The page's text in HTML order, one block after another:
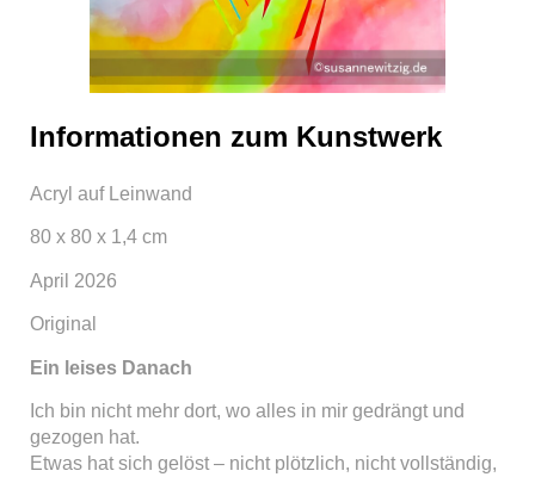
Informationen zum Kunstwerk
Acryl auf Leinwand
80 x 80 x 1,4 cm
April 2026
Original
Ein leises Danach
Ich bin nicht mehr dort, wo alles in mir gedrängt und
gezogen hat.
Etwas hat sich gelöst – nicht plötzlich, nicht vollständig,